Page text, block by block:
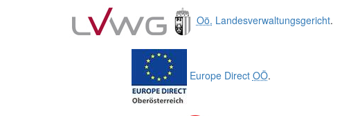
Oö. Landesverwaltungsgericht.
Europe Direct OÖ.